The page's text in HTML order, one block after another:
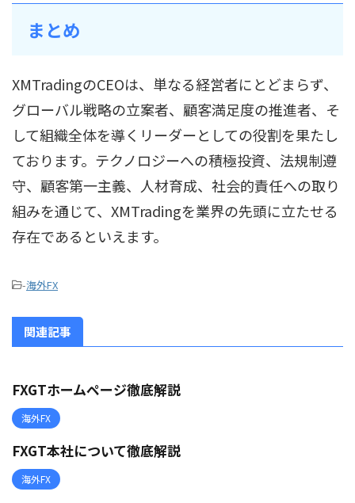
まとめ
XMTradingのCEOは、単なる経営者にとどまらず、
グローバル戦略の立案者、顧客満足度の推進者、そ
して組織全体を導くリーダーとしての役割を果たし
ております。テクノロジーへの積極投資、法規制遵
守、顧客第一主義、人材育成、社会的責任への取り
組みを通じて、XMTradingを業界の先頭に立たせる
存在であるといえます。
-海外FX
関連記事
FXGTホームページ徹底解説
海外FX
FXGT本社について徹底解説
海外FX